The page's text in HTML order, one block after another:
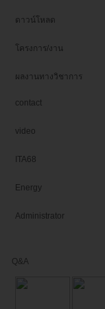
ดาวน์โหลด
โครงการ/งาน
ผลงานทางวิชาการ
contact
video
ITA68
Energy
Administrator
Q&A